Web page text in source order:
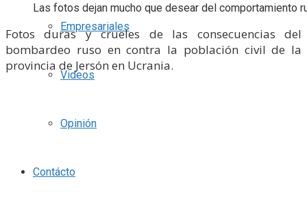
Empresariales
Videos
Opinión
Contácto
Las fotos dejan mucho que desear del comportamiento
Fotos duras y crueles de las consecuencias del
bombardeo ruso en contra la población civil de la
provincia de Jersón en Ucrania.